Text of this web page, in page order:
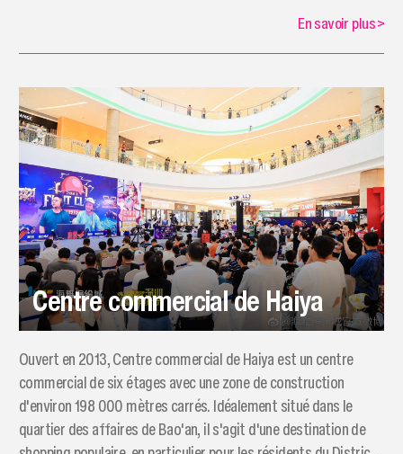
En savoir plus>
Centre commercial de Haiya
Ouvert en 2013, Centre commercial de Haiya est un centre
commercial de six étages avec une zone de construction
d'environ 198 000 mètres carrés. Idéalement situé dans le
quartier des affaires de Bao'an, il s'agit d'une destination de